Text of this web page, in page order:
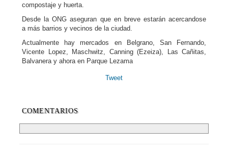
compostaje y huerta.
Desde la ONG aseguran que en breve estarán acercandose
a más barrios y vecinos de la ciudad.
Actualmente hay mercados en Belgrano, San Fernando,
Vicente Lopez, Maschwitz, Canning (Ezeiza), Las Cañitas,
Balvanera y ahora en Parque Lezama
Tweet
COMENTARIOS